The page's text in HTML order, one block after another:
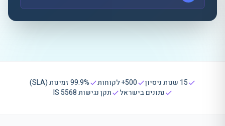
15 שנות ניסיון 500+ לקוחות
99.9% זמינות (SLA)
נתונים בישראל
תקן נגישות IS 5568